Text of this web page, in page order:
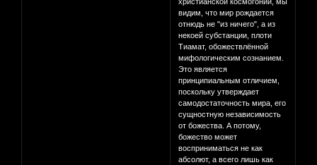
христианской космогонии, мы
видим, что мир рождается
отнюдь не "из ничего", а из
некоей субстанции, плоти
Тиамат, обожествлённой
мифологическим сознанием.
Это является
принципиальным отличием,
поскольку утверждает
самодостаточность мира, его
сущностную независимость
от божества. А потому,
божество может
восприниматься не как
абсолют, а всего лишь как